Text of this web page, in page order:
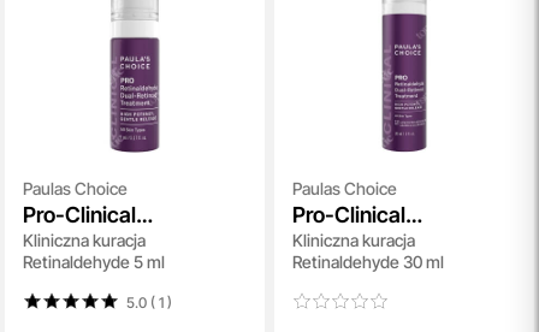
Paulas Choice
Pro-Clinical
Retinaldehyde
Treatment - travel
Kliniczna kuracja
Retinaldehyde 5 ml
5.0 ( 1)
Paulas Choice
Pro-Clinical
Retinaldehyde
Treatment
Kliniczna kuracja
Retinaldehyde 30 ml